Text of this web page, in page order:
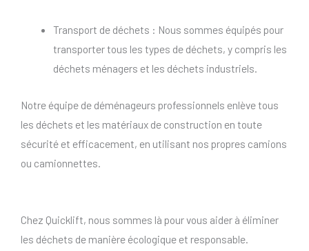
Transport de déchets : Nous sommes équipés pour
transporter tous les types de déchets, y compris les
déchets ménagers et les déchets industriels.
Notre équipe de déménageurs professionnels enlève tous
les déchets et les matériaux de construction en toute
sécurité et efficacement, en utilisant nos propres camions
ou camionnettes.
Chez Quicklift, nous sommes là pour vous aider à éliminer
les déchets de manière écologique et responsable.